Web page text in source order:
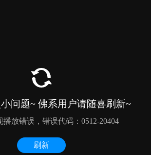
问题~ 佛系用户请随喜刷新~
播放错误，错误代码：0512-20404
刷新